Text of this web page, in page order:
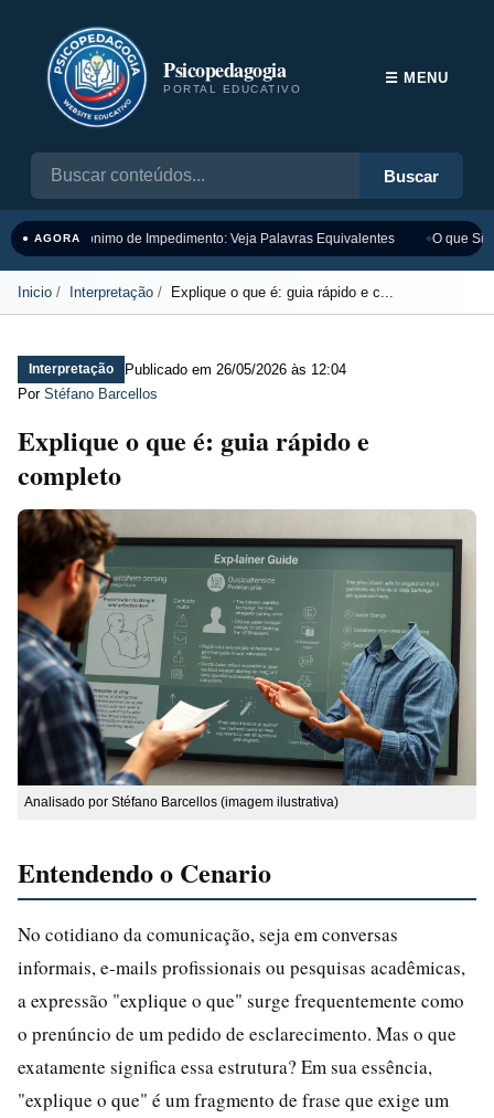
Psicopedagogia
PORTAL EDUCATIVO
Buscar
☰ MENU
● AGORASinônimo de Impedimento: Veja Palavras Equivalentes O que
Inicio Interpretação Explique o que é: guia rápido e c...
Interpretação Publicado em 26/05/2026 às 12:04
Por Stéfano Barcellos
Explique o que é: guia rápido e
completo
Analisado por Stéfano Barcellos (imagem ilustrativa)
Entendendo o Cenario
No cotidiano da comunicação, seja em conversas
informais, e-mails profissionais ou pesquisas acadêmicas,
a expressão "explique o que" surge frequentemente como
o prenúncio de um pedido de esclarecimento. Mas o que
exatamente significa essa estrutura? Em sua essência,
"explique o que" é um fragmento de frase que exige um